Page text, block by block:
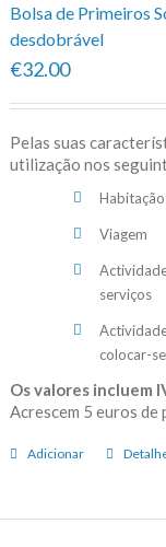
Bolsa de Primeiros
desdobrável
€32.00
Pelas suas
utilização nos
Habitação
Viagem
serviços
colocar-
Os valores incluem
Acrescem 5 euros de
Adicionar